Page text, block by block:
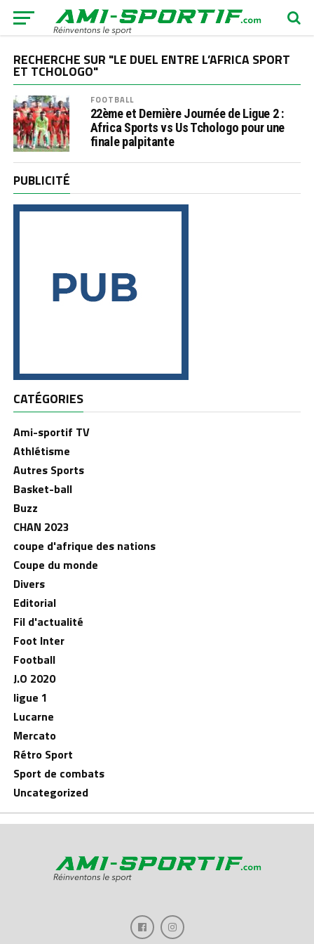
RECHERCHE SUR "LE DUEL ENTRE L’AFRICA SPORT
ET TCHOLOGO"
FOOTBALL
22ème et Dernière Journée de Ligue 2 :
Africa Sports vs Us Tchologo pour une
finale palpitante
PUBLICITÉ
CATÉGORIES
Ami-sportif TV
Athlétisme
Autres Sports
Basket-ball
Buzz
CHAN 2023
coupe d'afrique des nations
Coupe du monde
Divers
Editorial
Fil d'actualité
Foot Inter
Football
J.O 2020
ligue 1
Lucarne
Mercato
Rétro Sport
Sport de combats
Uncategorized